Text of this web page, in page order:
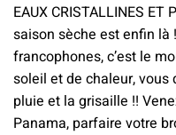
EAUX CRISTALLINES ET
saison sèche est enfin
francophones, c’est le
soleil et de chaleur, vous
pluie et la grisaille !!
Panama, parfaire votre